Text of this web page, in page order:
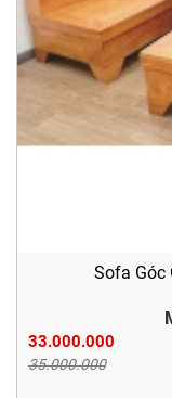
Sofa Góc
33.000.000
35.000.000